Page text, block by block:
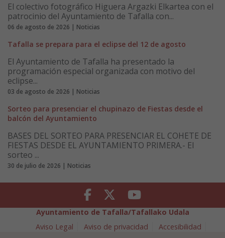
El colectivo fotográfico Higuera Argazki Elkartea con el
patrocinio del Ayuntamiento de Tafalla con...
06 de agosto de 2026 | Noticias
Tafalla se prepara para el eclipse del 12 de agosto
El Ayuntamiento de Tafalla ha presentado la
programación especial organizada con motivo del
eclipse...
03 de agosto de 2026 | Noticias
Sorteo para presenciar el chupinazo de Fiestas desde el
balcón del Ayuntamiento
BASES DEL SORTEO PARA PRESENCIAR EL COHETE DE
FIESTAS DESDE EL AYUNTAMIENTO PRIMERA.- El
sorteo ...
30 de julio de 2026 | Noticias
Facebook Twitter Youtube
Ayuntamiento de Tafalla/Tafallako Udala
Aviso Legal
Aviso de privacidad
Accesibilidad